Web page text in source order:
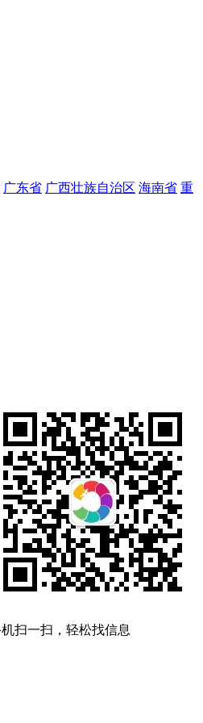
广东省 广西壮族自治区 海南省 重
扫一扫，轻松找信息